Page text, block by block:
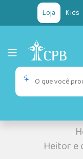
Loja Kids
Heitor e